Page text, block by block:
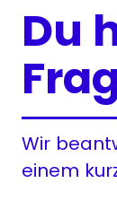
Du
Wir
einem